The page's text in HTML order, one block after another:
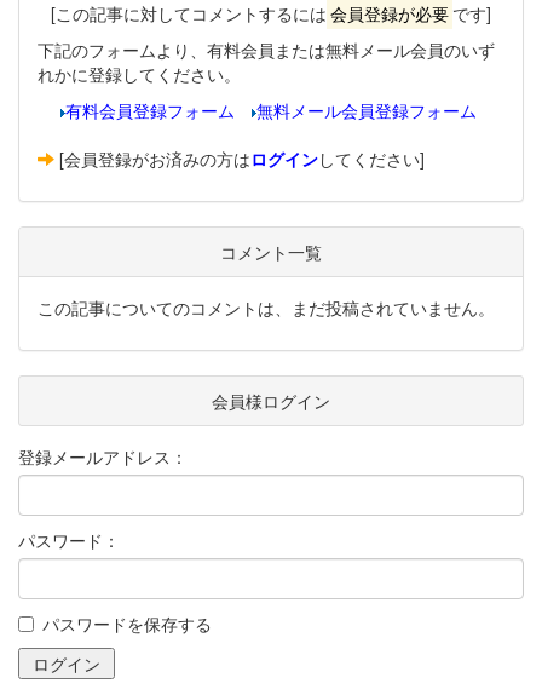
[この記事に対してコメントするには 会員登録が必要 です]
下記のフォームより、有料会員または無料メール会員のいず
れかに登録してください。
有料会員登録フォーム
無料メール会員登録フォーム
[会員登録がお済みの方はログインしてください]
コメント一覧
この記事についてのコメントは、まだ投稿されていません。
会員様ログイン
登録メールアドレス：
パスワード：
パスワードを保存する